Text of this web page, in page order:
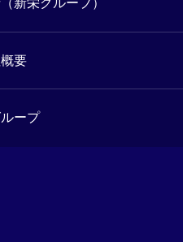
新栄グループ）
要
ープ